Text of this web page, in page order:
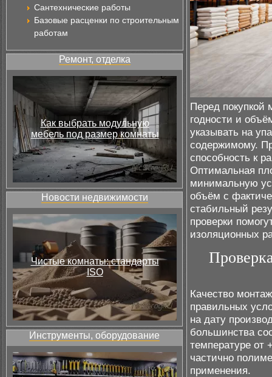
Сантехнические работы
Базовые расценки по строительным
работам
Ремонт, отделка
Как выбрать модульную
мебель под размер комнаты
Новости недвижимости
Чистые комнаты: стандарты
ISO
Инструменты, оборудование
Перед покупкой
годности и
указывать на
содержимому.
способность к
Оптимальная
минимальную
объём с
стабильный
проверки
изоляционных
Качество
правильных
на дату
большинства
температуре от
частично
применения.